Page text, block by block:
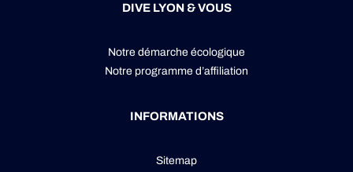
DIVE LYON & VOUS
Notre démarche écologique
Notre programme d’affiliation
INFORMATIONS
Sitemap